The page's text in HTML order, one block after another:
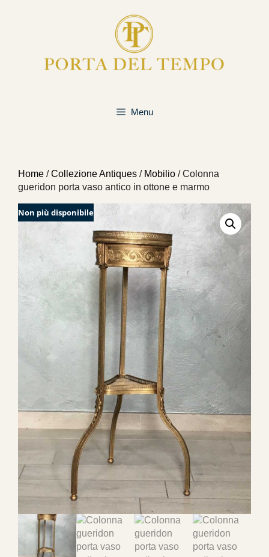
Menu
Home /Collezione Antiques / Mobilio / Colonna
gueridon porta vaso antico in ottone e marmo
Non più disponibile